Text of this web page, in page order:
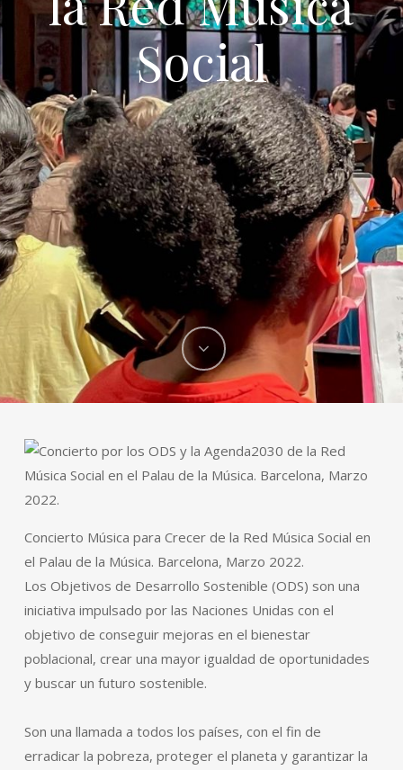
Social
Concierto Música para Crecer de la Red Música Social en
el Palau de la Música. Barcelona, Marzo 2022.
Los Objetivos de Desarrollo Sostenible (ODS) son una
iniciativa impulsado por las Naciones Unidas con el
objetivo de conseguir mejoras en el bienestar
poblacional, crear una mayor igualdad de oportunidades
y buscar un futuro sostenible.
Son una llamada a todos los países, con el fin de
erradicar la pobreza, proteger el planeta y garantizar la